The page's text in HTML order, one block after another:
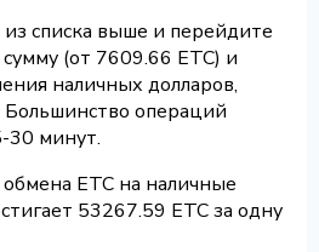
списка выше и перейдите
(от 7609.66 ETC) и
наличных долларов,
Большинство операций
30 минут.
ETC на наличные
53267.59 ETC за одну